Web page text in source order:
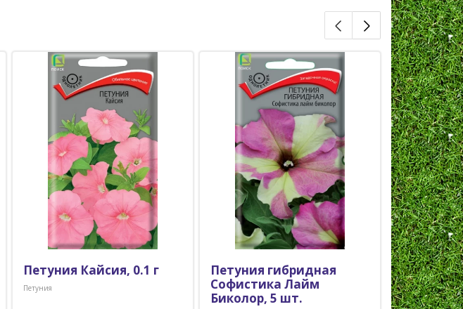
Петуния Кайсия, 0.1 г
Петуния
Петуния гибридная
Софистика Лайм
Биколор, 5 шт.
Петуния
Лавина
шт.